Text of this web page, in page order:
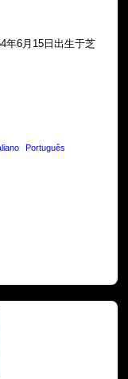
年6月15日出生于芝
Português